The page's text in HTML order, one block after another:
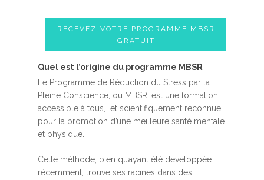
RECEVEZ VOTRE PROGRAMME MBSR
GRATUIT
Quel est l’origine du programme MBSR
Le Programme de Réduction du Stress par la
Pleine Conscience, ou MBSR, est une formation
accessible à tous, et scientifiquement reconnue
pour la promotion d’une meilleure santé mentale
et physique.
Cette méthode, bien qu’ayant été développée
récemment, trouve ses racines dans des